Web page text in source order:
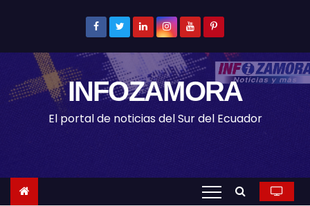
t
e
INFOZAMORA
El portal de noticias del Sur del Ecuador